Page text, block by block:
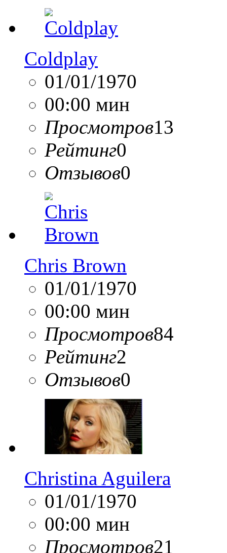
Coldplay
01/01/1970
00:00 мин
Просмотров13
Рейтинг0
Отзывов0
Chris Brown
01/01/1970
00:00 мин
Просмотров84
Рейтинг2
Отзывов0
Christina Aguilera
01/01/1970
00:00 мин
Просмотров21